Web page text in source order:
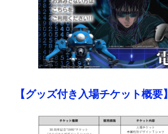
【グッズ付き入場チケット概要】